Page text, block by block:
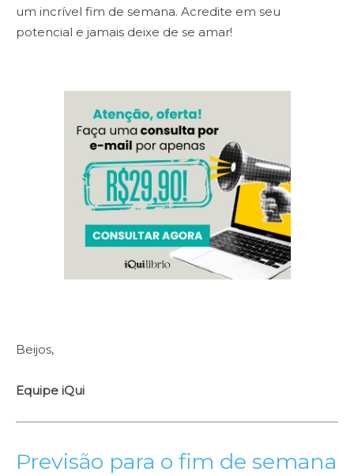
um incrível fim de semana. Acredite em seu
potencial e jamais deixe de se amar!
Beijos,
Equipe iQui
Previsão para o fim de semana